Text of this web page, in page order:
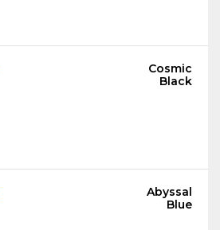
Cosmic
Black
Abyssal
Blue